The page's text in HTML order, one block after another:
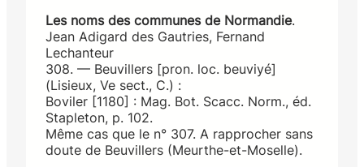
Les noms des communes de Normandie.
Jean Adigard des Gautries, Fernand
Lechanteur
308. — Beuvillers [pron. loc. beuviyé]
(Lisieux, Ve sect., C.) :
Boviler [1180] : Mag. Bot. Scacc. Norm., éd.
Stapleton, p. 102.
Même cas que le n° 307. A rapprocher sans
doute de Beuvillers (Meurthe-et-Moselle).